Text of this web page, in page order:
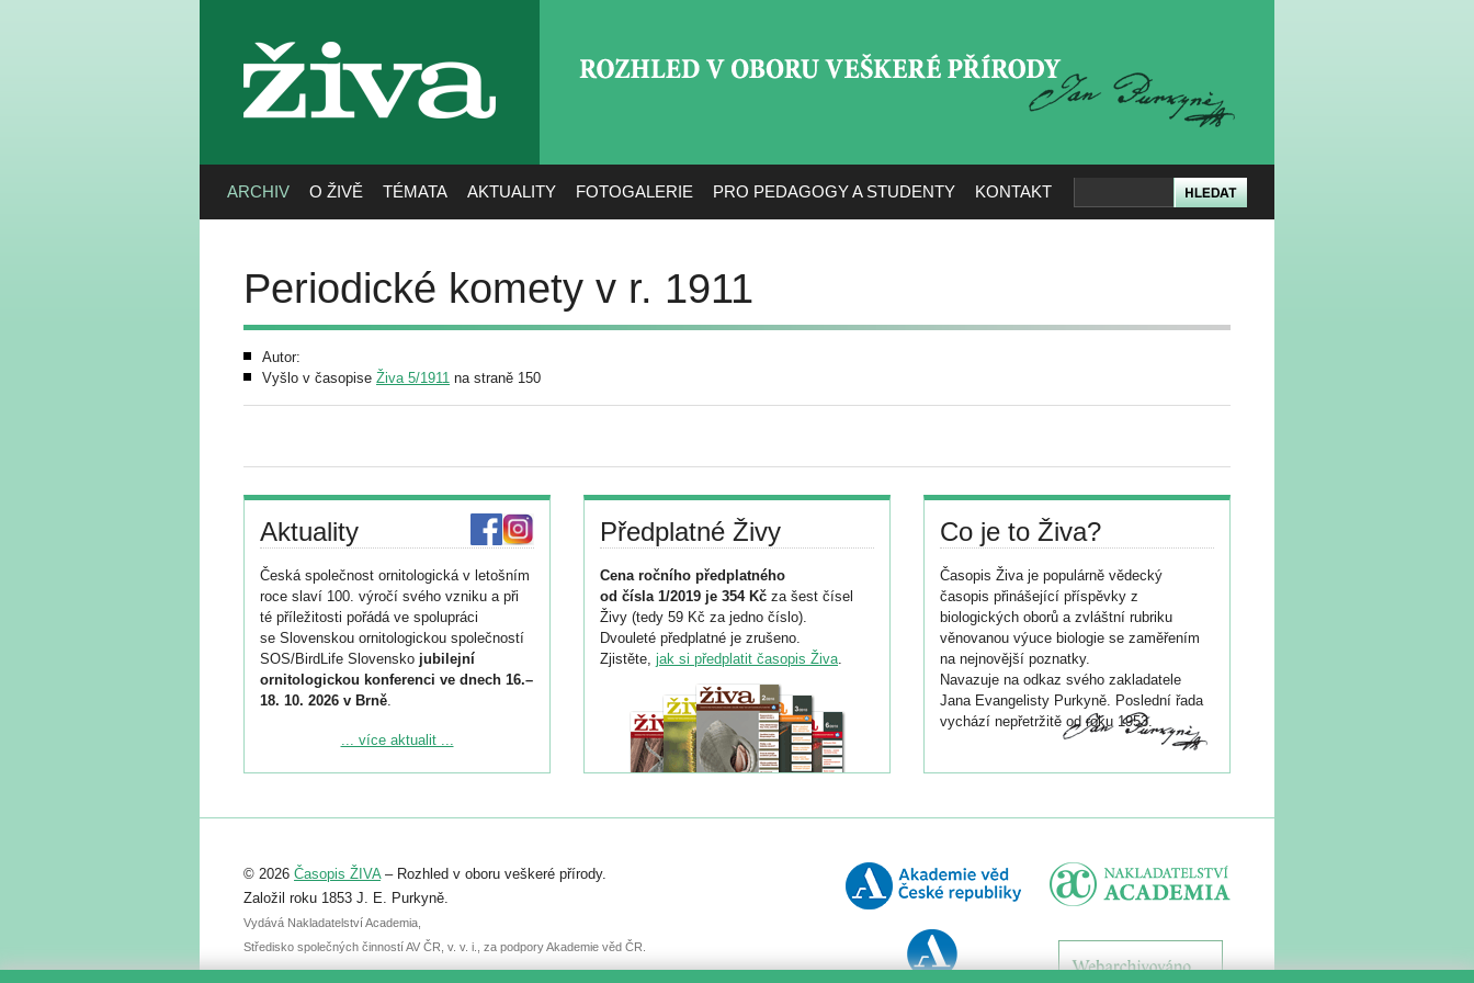
živa
ARCHIV O ŽIVĚ TÉMATA AKTUALITY FOTOGALERIE PRO PEDAGOGY A STUDENTY KONTAKT
Periodické komety v r. 1911
Autor:
Vyšlo v časopise Živa 5/1911 na straně 150
Aktuality
Česká společnost ornitologická v letošním
roce slaví 100. výročí svého vzniku a při
té příležitosti pořádá ve spolupráci
se Slovenskou ornitologickou společností
SOS/BirdLife Slovensko jubilejní
ornitologickou konferenci ve dnech 16.–
18. 10. 2026 v Brně.
Podrobnější informace ke konferenci
Registrovat se můžete do 6. září.
abstraktu přihlášené přednášky nebo
posteru je už 30. června.
... více aktualit ...
Předplatné Živy
Cena ročního předplatného
od čísla 1/2019 je 354 Kč za šest čísel
Živy (tedy 59 Kč za jedno číslo).
Dvouleté předplatné je zrušeno.
Zjistěte, jak si předplatit časopis Živa.
Co je to Živa?
Časopis Živa je populárně vědecký
časopis přinášející příspěvky z
biologických oborů a zvláštní rubriku
věnovanou výuce biologie se zaměřením
na nejnovější poznatky.
Navazuje na odkaz svého zakladatele
Jana Evangelisty Purkyně. Poslední řada
vychází nepřetržitě od roku 1953.
© 2026 Časopis ŽIVA– Rozhled v oboru veškeré přírody.
Založil roku 1853 J. E. Purkyně.
Vydává Nakladatelství Academia,
Středisko společných činností AV ČR, v. v. i., za podpory Akademie věd ČR.